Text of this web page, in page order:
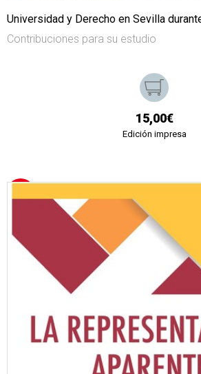
Universidad y Derecho en Sevilla
Contribuciones para su estudio
15,00€
Edición impresa